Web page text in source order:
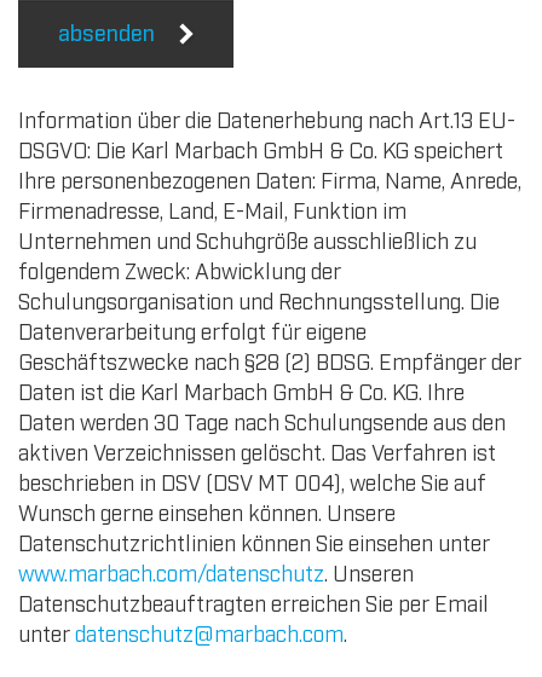
absenden
Information über die Datenerhebung nach Art.13 EU-
DSGVO: Die Karl Marbach GmbH & Co. KG speichert
Ihre personenbezogenen Daten: Firma, Name, Anrede,
Firmenadresse, Land, E-Mail, Funktion im
Unternehmen und Schuhgröße ausschließlich zu
folgendem Zweck: Abwicklung der
Schulungsorganisation und Rechnungsstellung. Die
Datenverarbeitung erfolgt für eigene
Geschäftszwecke nach §28 (2) BDSG. Empfänger der
Daten ist die Karl Marbach GmbH & Co. KG. Ihre
Daten werden 30 Tage nach Schulungsende aus den
aktiven Verzeichnissen gelöscht. Das Verfahren ist
beschrieben in DSV (DSV MT 004), welche Sie auf
Wunsch gerne einsehen können. Unsere
Datenschutzrichtlinien können Sie einsehen unter
www.marbach.com/datenschutz . Unseren
Datenschutzbeauftragten erreichen Sie per Email
unterdatenschutz@marbach.com